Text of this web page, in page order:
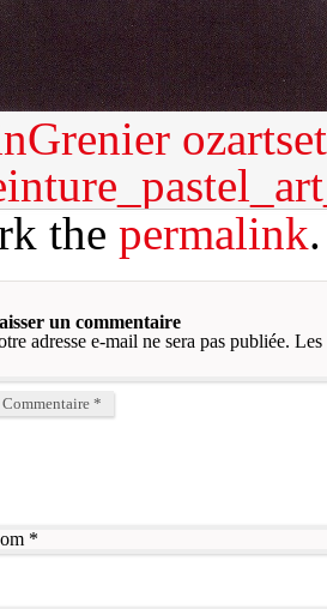
the permalink.
un commentaire
adresse e-mail ne sera pas publiée. Les
Commentaire *
*